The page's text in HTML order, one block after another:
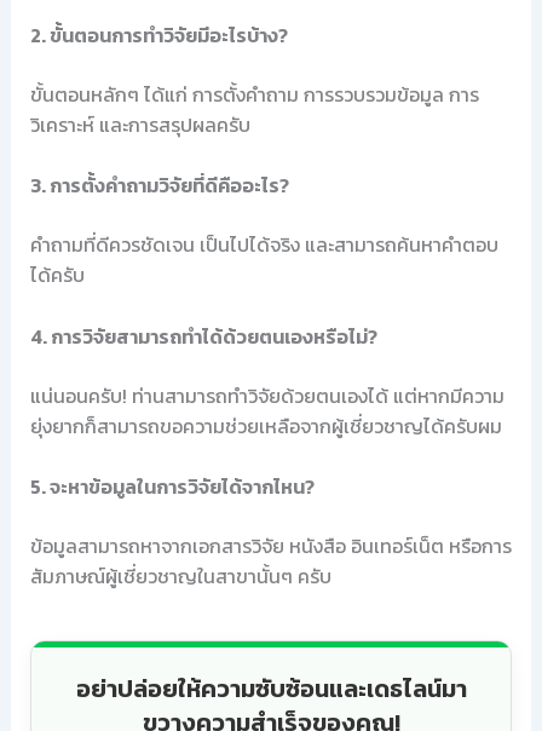
2. ขั้นตอนการทำวิจัยมีอะไรบ้าง?
ขั้นตอนหลักๆ ได้แก่ การตั้งคำถาม การรวบรวมข้อมูล การ
วิเคราะห์ และการสรุปผลครับ
3. การตั้งคำถามวิจัยที่ดีคืออะไร?
คำถามที่ดีควรชัดเจน เป็นไปได้จริง และสามารถค้นหาคำตอบ
ได้ครับ
4. การวิจัยสามารถทำได้ด้วยตนเองหรือไม่?
แน่นอนครับ! ท่านสามารถทำวิจัยด้วยตนเองได้ แต่หากมีความ
ยุ่งยากก็สามารถขอความช่วยเหลือจากผู้เชี่ยวชาญได้ครับผม
5. จะหาข้อมูลในการวิจัยได้จากไหน?
ข้อมูลสามารถหาจากเอกสารวิจัย หนังสือ อินเทอร์เน็ต หรือการ
สัมภาษณ์ผู้เชี่ยวชาญในสาขานั้นๆ ครับ
อย่าปล่อยให้ความซับซ้อนและเดธไลน์มา
ขวางความสำเร็จของคุณ!